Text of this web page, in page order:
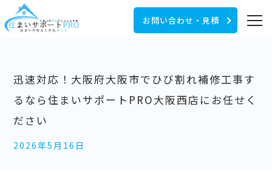
お問い合わせ・見積
迅速対応！大阪府大阪市でひび割れ補修工事す
るなら住まいサポートPRO大阪西店にお任せく
ださい
2026年5月16日